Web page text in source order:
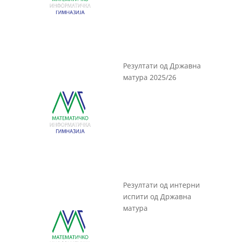
Резултати од Државна
матура 2025/26
Резултати од интерни
испити од Државна
матура